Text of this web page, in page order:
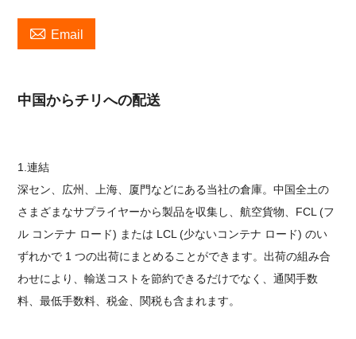
 Email
中国からチリへの配送
1.連結
深セン、広州、上海、厦門などにある当社の倉庫。中国全土の
さまざまなサプライヤーから製品を収集し、航空貨物、FCL (フ
ル コンテナ ロード) または LCL (少ないコンテナ ロード) のい
ずれかで 1 つの出荷にまとめることができます。出荷の組み合
わせにより、輸送コストを節約できるだけでなく、通関手数
料、最低手数料、税金、関税も含まれます。